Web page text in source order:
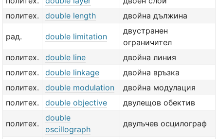
политех.
double length двойна дължина
рад. double limitation
двустранен
ограничител
политех.
double line
двойна линия
политех.
double linkage
двойна връзка
политех.
double modulation
двойна модулация
политех.
double objective двулещов обектив
политех.
double
oscillograph
двулъчев осцилограф